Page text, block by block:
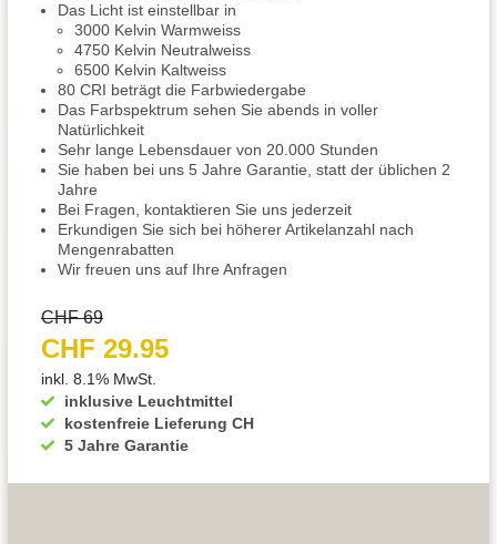
Das Licht ist einstellbar in
3000 Kelvin Warmweiss
4750 Kelvin Neutralweiss
6500 Kelvin Kaltweiss
80 CRI beträgt die Farbwiedergabe
Das Farbspektrum sehen Sie abends in voller
Natürlichkeit
Sehr lange Lebensdauer von 20.000 Stunden
Sie haben bei uns 5 Jahre Garantie, statt der üblichen 2
Jahre
Bei Fragen, kontaktieren Sie uns jederzeit
Erkundigen Sie sich bei höherer Artikelanzahl nach
Mengenrabatten
Wir freuen uns auf Ihre Anfragen
inklusive Leuchtmittel
kostenfreie Lieferung CH
5 Jahre Garantie
CHF 69
CHF 29.95
inkl. 8.1% MwSt.